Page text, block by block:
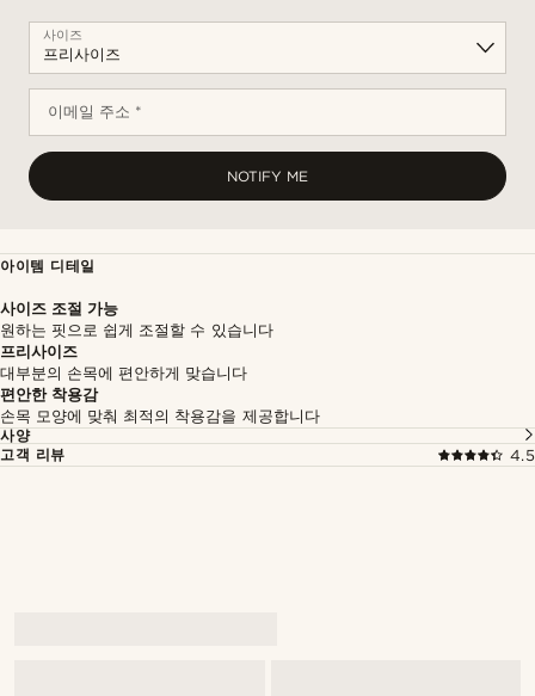
사이즈
이메일 주소 *
NOTIFY ME
아이템 디테일
사이즈 조절 가능
원하는 핏으로 쉽게 조절할 수 있습니다
프리사이즈
대부분의 손목에 편안하게 맞습니다
편안한 착용감
손목 모양에 맞춰 최적의 착용감을 제공합니다
사양
고객 리뷰
4.5